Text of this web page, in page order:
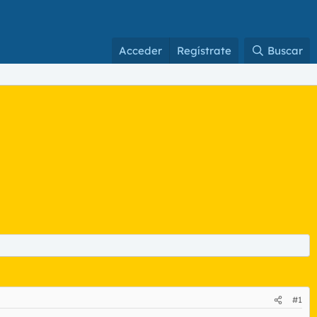
Acceder Regístrate Buscar
#1